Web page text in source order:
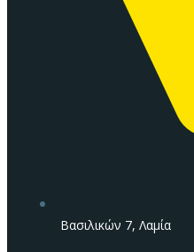
Βασιλικών 7, Λαμία